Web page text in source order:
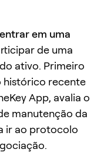
em uma
de uma
ativo. Primeiro
histórico recente
App, avalia o
manutenção da
ir ao protocolo